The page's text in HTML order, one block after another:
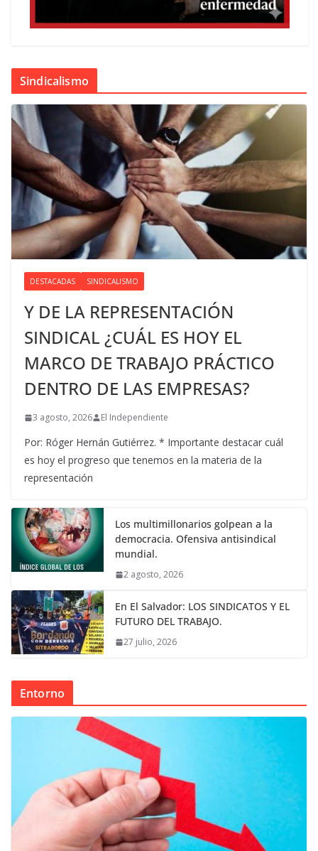
Sindicalismo
DESTACADAS SINDICALISMO
Y DE LA REPRESENTACIÓN
SINDICAL ¿CUÁL ES HOY EL
MARCO DE TRABAJO PRÁCTICO
DENTRO DE LAS EMPRESAS?
3 agosto, 2026 El Independiente
Por: Róger Hernán Gutiérrez. * Importante destacar cuál
es hoy el progreso que tenemos en la materia de la
representación
Los multimillonarios golpean a la
democracia. Ofensiva antisindical
mundial.
2 agosto, 2026
En El Salvador: LOS SINDICATOS Y EL
FUTURO DEL TRABAJO.
27 julio, 2026
Entorno